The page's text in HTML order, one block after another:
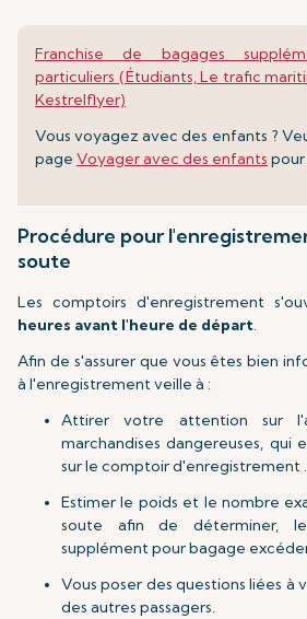
Franchise de bagages
particuliers (Étudiants, Le trafic
Kestrelflyer)
Vous voyagez avec des enfants ?
page Voyager avec des enfants pour
Procédure pour
soute
Les comptoirs d'enregistrement
heures avant l'heure de départ.
Afin de s'assurer que vous êtes bien
à l'enregistrement veille à :
Attirer votre attention sur
marchandises dangereuses, qui
sur le comptoir d'enregistrement .
Estimer le poids et le nombre
soute afin de déterminer,
supplément pour bagage
Vous poser des questions liées à
des autres passagers.